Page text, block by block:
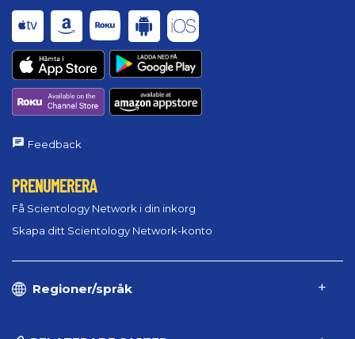
Feedback
PRENUMERERA
Få Scientology Network i din inkorg
Skapa ditt Scientology Network-konto
Regioner/språk